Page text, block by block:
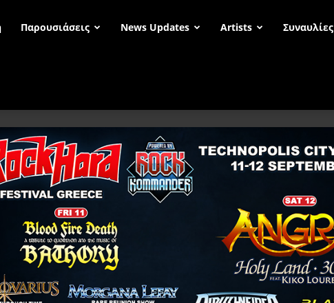
Παρουσιάσεις News Updates Artists Συναυλίες